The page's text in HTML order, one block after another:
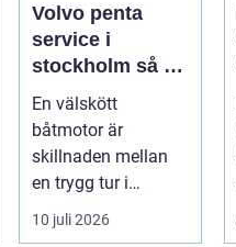
Volvo penta
service i
stockholm så tar
du hand om din
båtmotor på rätt
sätt
En välskött
båtmotor är
skillnaden mellan
en trygg tur i
skärgården och en
sommar fylld av
10 juli 2026